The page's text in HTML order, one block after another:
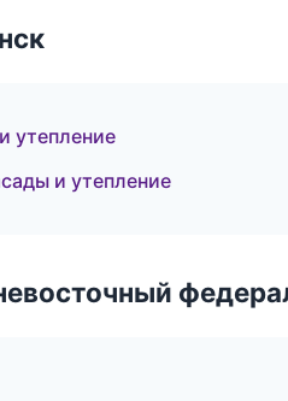
утепление
и утепление